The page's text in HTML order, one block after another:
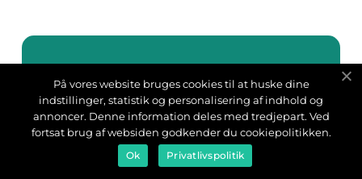
Adress
På vores website bruges cookies til at huske dine
indstillinger, statistik og personalisering af indhold og
annoncer. Denne information deles med tredjepart. Ved
fortsat brug af websiden godkender du cookiepolitikken.
Ok Privatlivspolitik